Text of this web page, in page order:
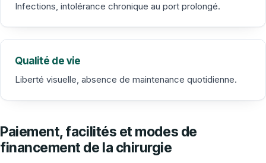
Infections, intolérance chronique au port prolongé.
Qualité de vie
Liberté visuelle, absence de maintenance quotidienne.
Paiement, facilités et modes de
financement de la chirurgie